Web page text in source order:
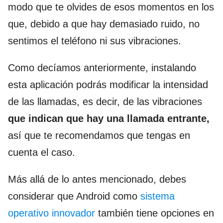
modo que te olvides de esos momentos en los
que, debido a que hay demasiado ruido, no
sentimos el teléfono ni sus vibraciones.
Como decíamos anteriormente, instalando
esta aplicación podrás modificar la intensidad
de las llamadas, es decir, de las vibraciones
que indican que hay una llamada entrante,
así que te recomendamos que tengas en
cuenta el caso.
Más allá de lo antes mencionado, debes
considerar que Android como sistema
operativo innovador también tiene opciones en